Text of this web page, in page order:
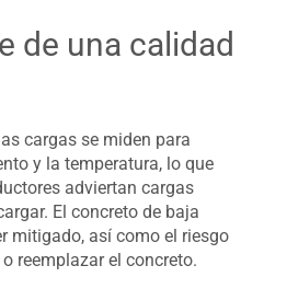
de una calidad
cargas se miden para
y la temperatura, lo que
adviertan cargas
El concreto de baja
mitigado, así como el riesgo
reemplazar el concreto.